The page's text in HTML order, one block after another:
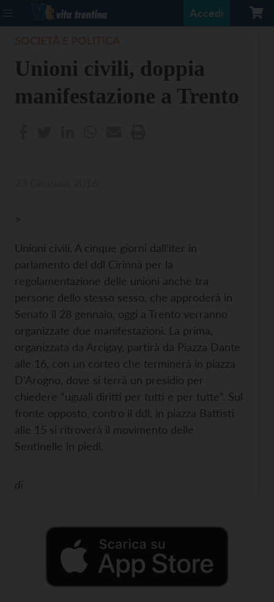
Accedi
Unioni civili, doppia
manifestazione a Trento
>
Unioni civili. A cinque giorni dall’iter in
parlamento del ddl Cirinnà per la
regolamentazione delle unioni anche tra
persone dello stesso sesso, che approderà in
Senato il 28 gennaio, oggi a Trento verranno
organizzate due manifestazioni. La prima,
organizzata da Arcigay, partirà da Piazza Dante
alle 16, con un corteo che terminerà in piazza
D’Arogno, dove si terrà un presidio per
chiedere “uguali diritti per tutti e per tutte”. Sul
fronte opposto, contro il ddl, in piazza Battisti
alle 15 si ritroverà il movimento delle
Sentinelle in piedi.
di